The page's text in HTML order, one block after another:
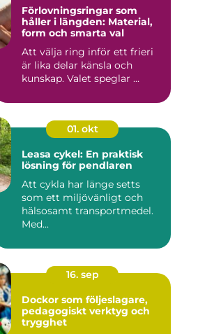
Förlovningsringar som
håller i längden: Material,
form och smarta val
Att välja ring inför ett frieri
är lika delar känsla och
kunskap. Valet speglar ...
01. okt
Leasa cykel: En praktisk
lösning för pendlaren
Att cykla har länge setts
som ett miljövänligt och
hälsosamt transportmedel.
Med...
16. sep
Dockor som följeslagare,
pedagogiskt verktyg och
trygghet